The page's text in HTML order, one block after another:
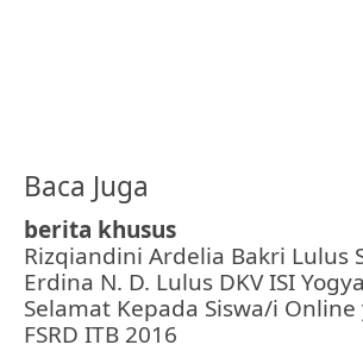
Baca Juga
berita khusus
Rizqiandini Ardelia Bakri Lulus
Erdina N. D. Lulus DKV ISI
Selamat Kepada Siswa/i Online
FSRD ITB 2016